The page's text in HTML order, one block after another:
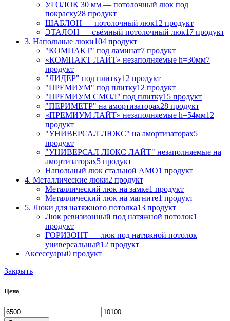
УГОЛОК 30 мм — потолочный люк под
покраску28 продукт
ШАБЛОН — потолочный люк12 продукт
ЭТАЛОН — съёмный потолочный люк17 продукт
3. Напольные люки104 продукт
"КОМПАКТ" под ламинат7 продукт
«КОМПАКТ ЛАЙТ» незаполняемые h=30мм7
продукт
"ЛИДЕР" под плитку12 продукт
"ПРЕМИУМ" под плитку12 продукт
"ПРЕМИУМ СМОЛ" под плитку15 продукт
"ПЕРИМЕТР" на амортизаторах28 продукт
«ПРЕМИУМ ЛАЙТ» незаполняемые h=54мм12
продукт
"УНИВЕРСАЛ ЛЮКС" на амортизаторах5
продукт
"УНИВЕРСАЛ ЛЮКС ЛАЙТ" незаполняемые на
амортизаторах5 продукт
Напольный люк стальной АМО1 продукт
4. Металлические люки2 продукт
Металлический люк на замке1 продукт
Металлический люк на магните1 продукт
5. Люки для натяжного потолка13 продукт
Люк ревизионный под натяжной потолок1
продукт
ГОРИЗОНТ — люк под натяжной потолок
универсальный12 продукт
Аксессуары0 продукт
Закрыть
Цена
Минимальная
Максимальная